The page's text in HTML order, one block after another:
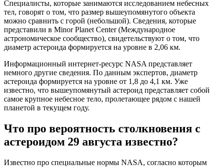
Специалисты, которые занимаются исследованием небесных
тел, говорят о том, что размер вышеупомянутого объекта
можно сравнить с горой (небольшой). Сведения, которые
представили в Minor Planet Center (Международное
астрономическое сообщество), свидетельствуют о том, что
диаметр астероида формируется на уровне в 2,06 км.
Информационный интернет-ресурс NASA представляет
немного другие сведения. По данным экспертов, диаметр
астероида формируется на уровне от 1,8 до 4,1 км. Уже
известно, что вышеупомянутый астероид представляет собой
самое крупное небесное тело, пролетающее рядом с нашей
планетой в текущем году.
Что про вероятность столкновения с
астероидом 29 августа известно?
Известно про специальные нормы NASA, согласно которым